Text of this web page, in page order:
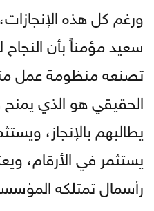
ورغم كل هذه
سعيد مؤمناً بأن النجاح
تصنعه منظومة عمل
الحقيقي هو الذي يمنح
يطالبهم بالإنجاز،
يستثمر في الأرقام،
رأسمال تمتلكه